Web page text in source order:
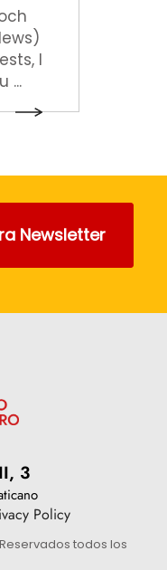
I
...
Newsletter
3
Policy
todos los